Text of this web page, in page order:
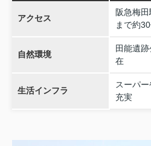
アクセス
阪急梅
まで約
自然環境
田能遺
在
生活インフラ
スーパ
充実